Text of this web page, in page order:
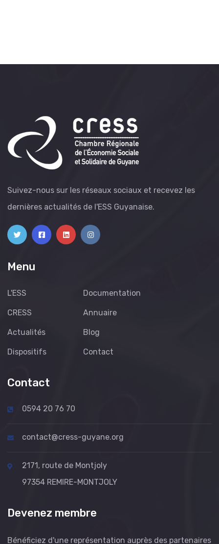
Actualités récentes
0 lecture(s)
L'ESS, un vivier
Guyane
La place des femmes dans
l'ESS Guyanaise
Bonnes pratiques ESS
Emploi ESS
Financement solidaire
Méthodologie de projet
Suivez-nous sur les réseaux sociaux et recevez les
dernières actualités de l'ESS Guyanaise.
Menu
L'ESS
CRESS
Actualités
Dispositifs
Documentation
Annuaire
Blog
Contact
Contact
0594 20 76 70
contact@cress-guyane.org
2171, route de Montjoly
97354 REMIRE-MONTJOLY
Devenez membre
Bénéficiez d'une représentation auprès des partenaires